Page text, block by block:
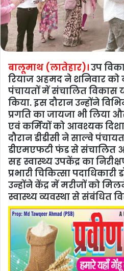
बालूमाथ (लातेहार)।उप
रियाज अहमद ने शनिवार को
पंचायतों में संचालित विकास
किया. इस दौरान उन्होंने
प्रगति का जायजा भी लिया
एवं कर्मियों को आवश्यक
दौरान डीडीसी ने साल्वे
डीएमएफटी फंड से संचालित
सह स्वास्थ्य उपकेंद्र का
प्रभारी चिकित्सा
उन्होंने केंद्र में मरीजों को
स्वास्थ्य व्यवस्था से संबंधित